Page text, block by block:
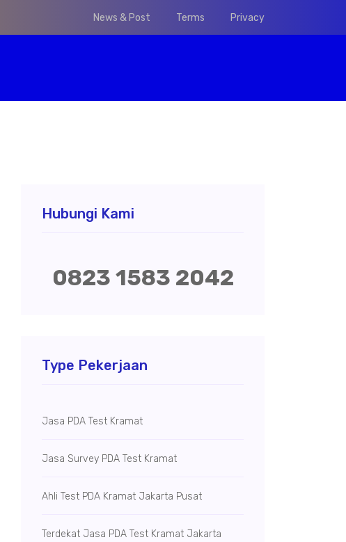
News & Post Terms Privacy
Hubungi Kami
0823 1583 2042
Type Pekerjaan
Jasa PDA Test Kramat
Jasa Survey PDA Test Kramat
Ahli Test PDA Kramat Jakarta Pusat
Terdekat Jasa PDA Test Kramat Jakarta